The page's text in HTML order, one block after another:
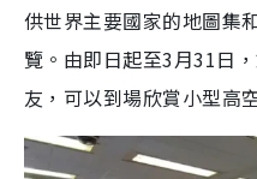
供世界主要國家的地圖集
覽。由即日起至3月31日
友，可以到場欣賞小型高